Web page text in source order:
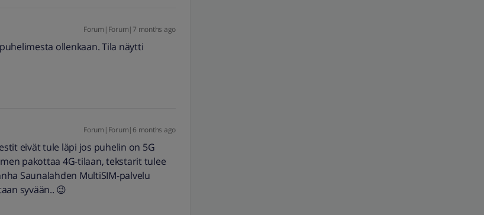
Forum|Forum|7 months ago
ollenkaan. Tila näytti
Forum|Forum|6 months ago
eivät tule läpi jos puhelin on 5G
pakottaa 4G-tilaan, tekstarit tulee
Saunalahden MultiSIM-palvelu
syvään.. 😉